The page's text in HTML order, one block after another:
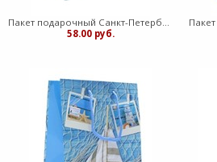
Пакет подарочный Санкт-Петербург 18 см х 23 см х 10 см
58.00 руб.